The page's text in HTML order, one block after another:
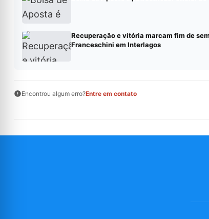
Recuperação e vitória marcam fim de
Franceschini em Interlagos
Encontrou algum erro?Entre em contato